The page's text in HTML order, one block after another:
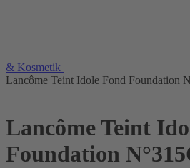
& Kosmetik
Lancôme Teint Idole Fond Foundation
Lancôme Teint
Foundation